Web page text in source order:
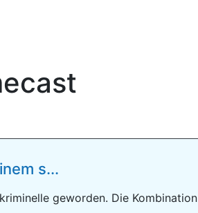
s...
geworden. Die Kombination